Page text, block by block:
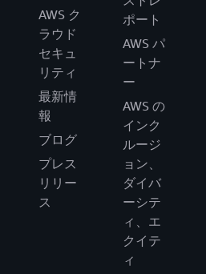
AWS ク
ラウド
セキュ
リティ
最新情
報
ブログ
プレス
リリー
ス
ポート
AWS パ
ートナ
ー
AWS の
インク
ルージ
ョン、
ダイバ
ーシテ
ィ、エ
クイテ
ィ